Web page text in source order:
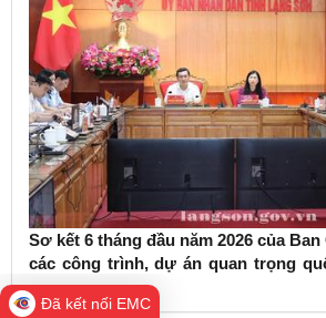
Sơ kết 6 tháng đầu năm 2026 của
các công trình, dự án quan trọng
ngành giao thông vận tải
Đã kết nối EMC